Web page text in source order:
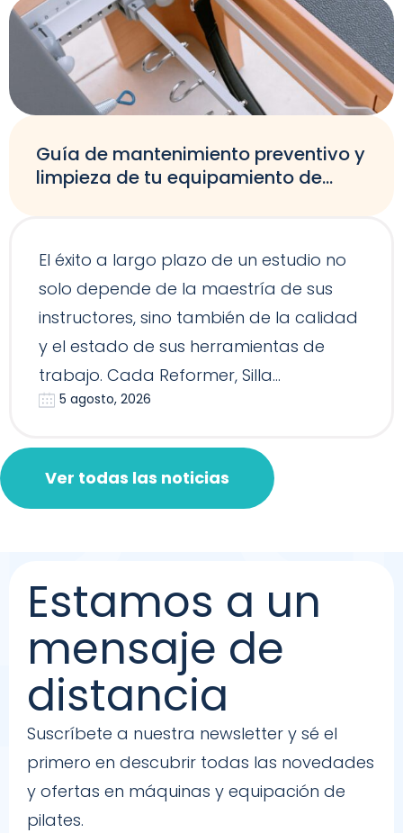
Guía de mantenimiento preventivo y
limpieza de tu equipamiento de
El éxito a largo plazo de un estudio no
solo depende de la maestría de sus
instructores, sino también de la calidad
y el estado de sus herramientas de
trabajo. Cada Reformer, Silla…
5 agosto, 2026
Ver todas las noticias
Estamos a un
mensaje de
distancia
Suscríbete a nuestra newsletter y sé el
primero en descubrir todas las novedades
y ofertas en máquinas y equipación de
pilates.